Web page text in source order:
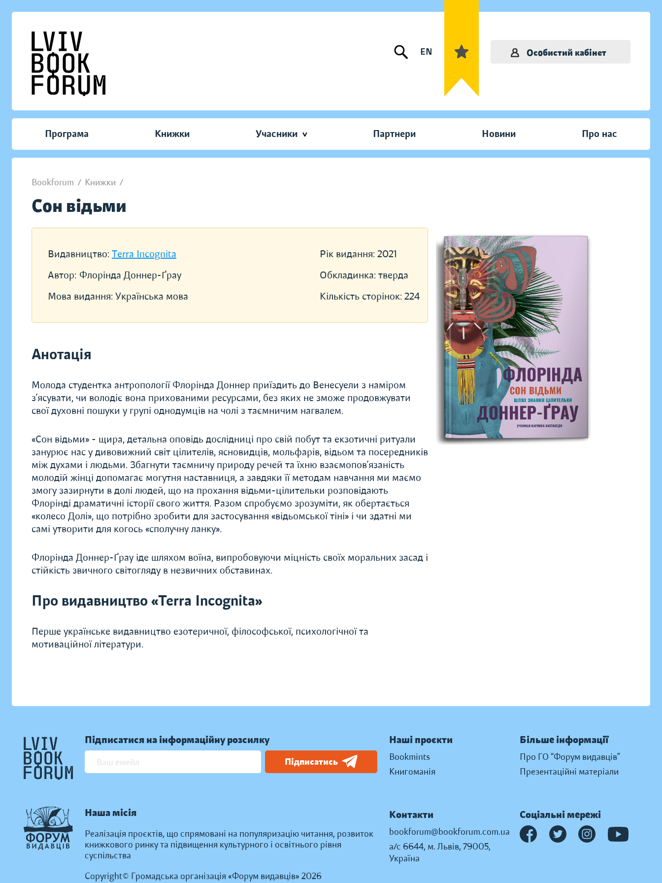
EN Особистий кабінет
Програма Книжки Учасники Партнери Новини Про нас
Bookforum / Книжки /
Сон відьми
Видавництво: Terra Incognita
Автор: Флорінда Доннер-Ґрау
Мова видання: Українська мова
Рік видання: 2021
Обкладинка: тверда
Кількість сторінок: 224
Анотація
Молода студентка антропології Флорінда Доннер приїздить до Венесуели з наміром
з’ясувати, чи володіє вона прихованими ресурсами, без яких не зможе продовжувати
свої духовні пошуки у групі однодумців на чолі з таємничим нагвалем.
«Сон відьми» - щира, детальна оповідь дослідниці про свій побут та екзотичні ритуали
занурює нас у дивовижний світ цілителів, ясновидців, мольфарів, відьом та посередників
між духами і людьми. Збагнути таємничу природу речей та їхню взаємопов’язаність
молодій жінці допомагає могутня наставниця, а завдяки її методам навчання ми маємо
змогу зазирнути в долі людей, що на прохання відьми-цілительки розповідають
Флорінді драматичні історії свого життя. Разом спробуємо зрозуміти, як обертається
«колесо Долі», що потрібно зробити для застосування «відьомської тіні» і чи здатні ми
самі утворити для когось «сполучну ланку».
Флорінда Доннер-Ґрау іде шляхом воїна, випробовуючи міцність своїх моральних засад і
стійкість звичного світогляду в незвичних обставинах.
Про видавництво «Terra Incognita»
Перше українське видавництво езотеричної, філософської, психологічної та
мотиваційної літератури.
Підписатися на інформаційну розсилку
Підписатись
Наша місія
Реалізація проєктів, що спрямовані на популяризацію читання, розвиток
книжкового ринку та підвищення культурного і освітнього рівня
суспільства
Copyright© Громадська організація «Форум видавців» 2026
Наші проєкти
Bookmints
Книгоманія
Більше інформації
Про ГО “Форум видавців”
Презентаційні матеріали
Контакти
bookforum@bookforum.com.ua
а/с 6644, м. Львів, 79005,
Україна
Соціальні мережі